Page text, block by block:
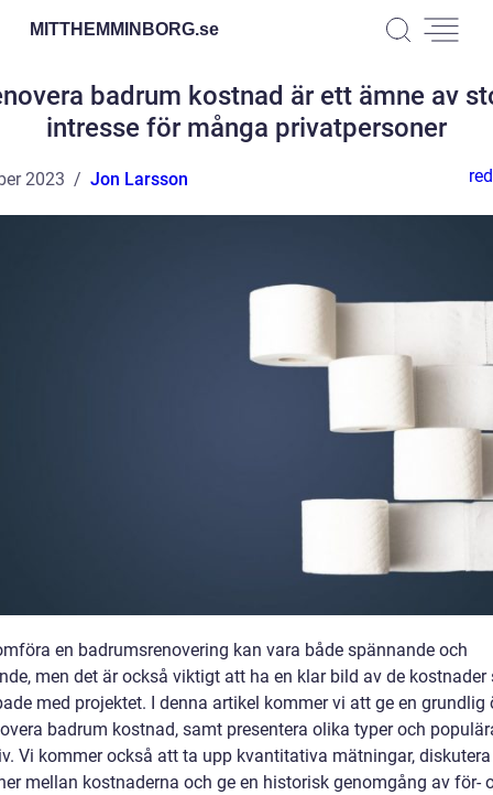
MITTHEMMINBORG.se
badrum kostnad är ett ämne av
intresse för många privatpersoner
2023 Jon Larsson
en badrumsrenovering kan vara både spännande och
men det är också viktigt att ha en klar bild av de kostnader
med projektet. I denna artikel kommer vi att ge en grundlig
badrum kostnad, samt presentera olika typer och
Vi kommer också att ta upp kvantitativa mätningar, diskutera
mellan kostnaderna och ge en historisk genomgång av för-